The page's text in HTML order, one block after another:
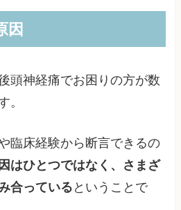
因
頭神経痛でお困りの方が数
。
臨床経験から断言できるの
はひとつではなく、さまざ
合っている ということで